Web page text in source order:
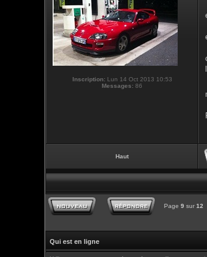
Inscription:Lun 14 Oct 2013 10:53
Messages: 86
Haut
Page 9 sur 12
Qui est en ligne